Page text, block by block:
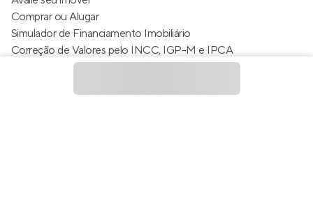
Comprar ou Alugar
Simulador de Financiamento Imobiliário
Correção de Valores pelo INCC, IGP-M e IPCA
Estimativa de valor do condomínio